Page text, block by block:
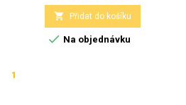
 Přidat do košíku
 Na objednávku
1